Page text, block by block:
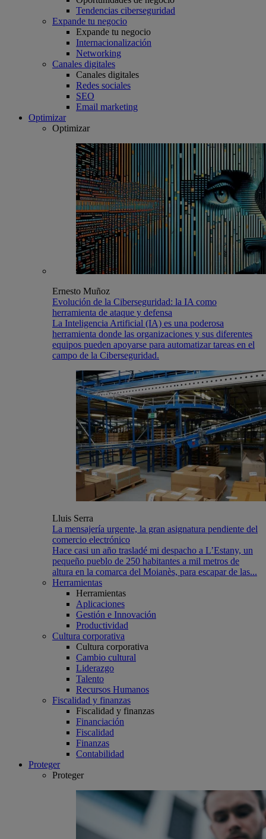
Tendencias ciberseguridad
Expande tu negocio
Expande tu negocio
Internacionalización
Networking
Canales digitales
Canales digitales
Redes sociales
SEO
Email marketing
Optimizar
Optimizar
Ernesto Muñoz
Evolución de la Ciberseguridad: la IA como
herramienta de ataque y defensa
La Inteligencia Artificial (IA) es una poderosa
herramienta donde las organizaciones y sus diferentes
equipos pueden apoyarse para automatizar tareas en el
campo de la Ciberseguridad.
Lluis Serra
La mensajería urgente, la gran asignatura pendiente del
comercio electrónico
Hace casi un año trasladé mi despacho a L’Estany, un
pequeño pueblo de 250 habitantes a mil metros de
altura en la comarca del Moianès, para escapar de las...
Herramientas
Herramientas
Aplicaciones
Gestión e Innovación
Productividad
Cultura corporativa
Cultura corporativa
Cambio cultural
Liderazgo
Talento
Recursos Humanos
Fiscalidad y finanzas
Fiscalidad y finanzas
Financiación
Fiscalidad
Finanzas
Contabilidad
Proteger
Proteger